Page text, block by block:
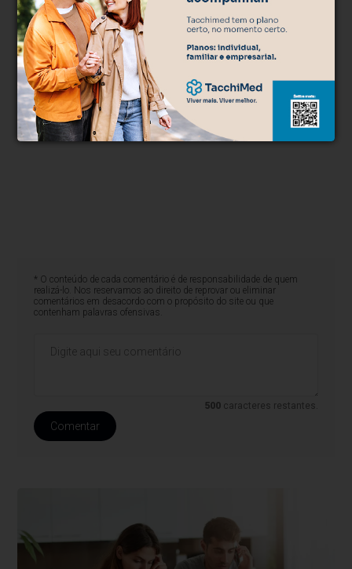
* O conteúdo de cada comentário é de responsabilidade de quem
realizá-lo. Nos reservamos ao direito de reprovar ou eliminar
comentários em desacordo com o propósito do site ou que
contenham palavras ofensivas.
500 caracteres restantes.
Comentar